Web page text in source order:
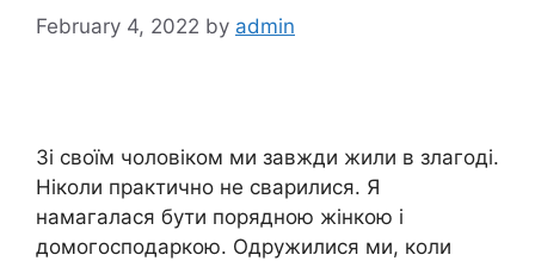
February 4, 2022 by admin
Зі своїм чоловіком ми завжди жили в злагоді.
Ніколи практично не сварилися. Я
намагалася бути порядною жінкою і
домогосподаркою. Одружилися ми, коли